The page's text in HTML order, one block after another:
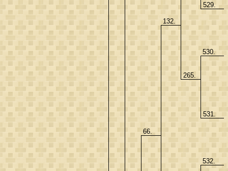
66.
132.
529.
265.
530.
531.
532.